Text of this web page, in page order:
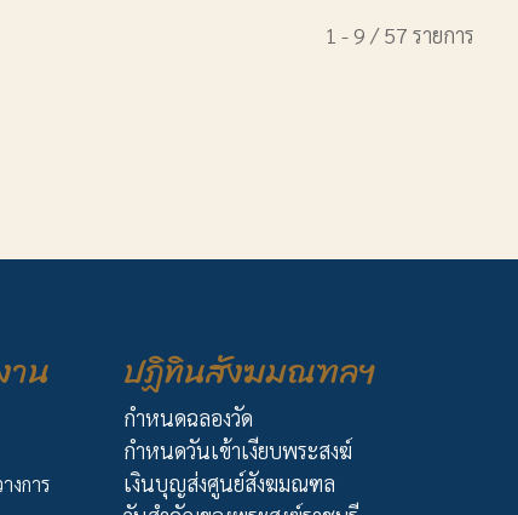
1 - 9 / 57 รายการ
าน
งการ
ปฏิทินสังฆมณฑลฯ
กำหนดฉลองวัด
กำหนดวันเข้าเงียบพระสงฆ์
เงินบุญส่งศูนย์สังฆมณฑล